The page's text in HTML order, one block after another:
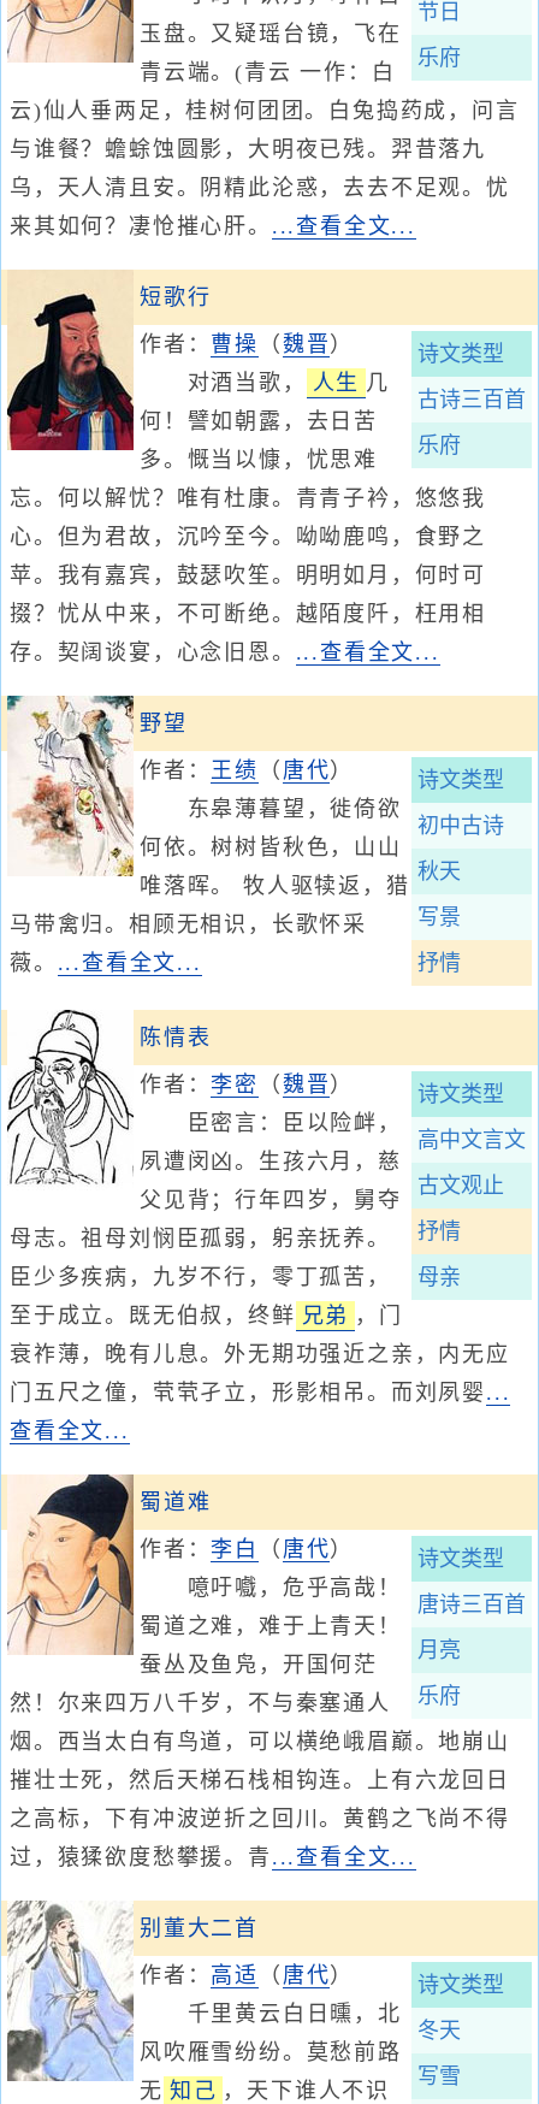
节日
乐府
玉盘。又疑瑶台镜，飞在
青云端。(青云 一作：白
云)仙人垂两足，桂树何团团。白兔捣药成，问言
与谁餐？蟾蜍蚀圆影，大明夜已残。羿昔落九
乌，天人清且安。阴精此沦惑，去去不足观。忧
来其如何？凄怆摧心肝。 ...查看全文...
短歌行
诗文类型
古诗三百首
乐府
作者： 曹操 （ 魏晋 ）
对酒当歌，
人生 几
何！譬如朝露，去日苦
多。慨当以慷，忧思难
忘。何以解忧？唯有杜康。青青子衿，悠悠我
心。但为君故，沉吟至今。呦呦鹿鸣，食野之
苹。我有嘉宾，鼓瑟吹笙。明明如月，何时可
掇？忧从中来，不可断绝。越陌度阡，枉用相
存。契阔谈宴，心念旧恩。 ...查看全文...
野望
诗文类型
初中古诗
秋天
写景
抒情
作者： 王绩 （ 唐代）
东皋薄暮望，徙倚欲
何依。树树皆秋色，山山
唯落晖。 牧人驱犊返，猎
马带禽归。相顾无相识，长歌怀采
薇。 ...查看全文...
陈情表
诗文类型
高中文言文
古文观止
抒情
母亲
作者：李密 （ 魏晋 ）
臣密言：臣以险衅，
夙遭闵凶。生孩六月，慈
父见背；行年四岁，舅夺
母志。祖母刘悯臣孤弱，躬亲抚养。
臣少多疾病，九岁不行，零丁孤苦，
至于成立。既无伯叔，终鲜 兄弟 ，门
衰祚薄，晚有儿息。外无期功强近之亲，内无应
门五尺之僮，茕茕孑立，形影相吊。而刘夙婴 ...
查看全文...
蜀道难
诗文类型
唐诗三百首
月亮
乐府
作者：李白 （ 唐代）
噫吁嚱，危乎高哉！
蜀道之难，难于上青天！
蚕丛及鱼凫，开国何茫
然！尔来四万八千岁，不与秦塞通人
烟。西当太白有鸟道，可以横绝峨眉巅。地崩山
摧壮士死，然后天梯石栈相钩连。上有六龙回日
之高标，下有冲波逆折之回川。黄鹤之飞尚不得
过，猿猱欲度愁攀援。青 ...查看全文...
别董大二首
诗文类型
冬天
写雪
作者： 高适 （ 唐代）
千里黄云白日曛，北
风吹雁雪纷纷。莫愁前路
无 知己 ，天下谁人不识